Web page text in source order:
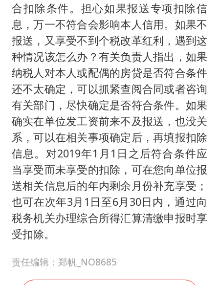
合扣除条件。担心如果报送专项扣除信
息，万一不符合会影响本人信用。如果不
报送，又享受不到个税改革红利，遇到这
种情况该怎么办？有关负责人指出，如果
纳税人对本人或配偶的房贷是否符合条件
还不太确定，可以抓紧查阅合同或者咨询
有关部门，尽快确定是否符合条件。如果
确实在单位发工资前来不及报送，也没关
系，可以在相关事项确定后，再填报扣除
信息。对2019年1月1日之后符合条件应
当享受而未享受的扣除，可在您向单位报
送相关信息后的年内剩余月份补充享受；
也可在次年3月1日至6月30日内，通过向
税务机关办理综合所得汇算清缴申报时享
受扣除。
责任编辑：郑帆_NO8685